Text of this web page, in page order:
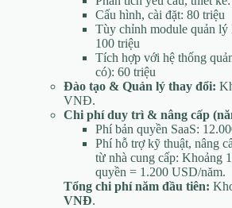
Cấu hình, cài đặt: 80 triệu
Tùy chỉnh module quản lý
100 triệu
Tích hợp với hệ thống
có): 60 triệu
Đào tạo & Quản lý thay đổi:
VNĐ.
Chi phí duy trì & nâng cấp
Phí bản quyền SaaS:
Phí hỗ trợ kỹ thuật, nâng
từ nhà cung cấp: Khoảng
quyền = 1.200 USD/năm.
Tổng chi phí năm đầu tiên:
VNĐ.